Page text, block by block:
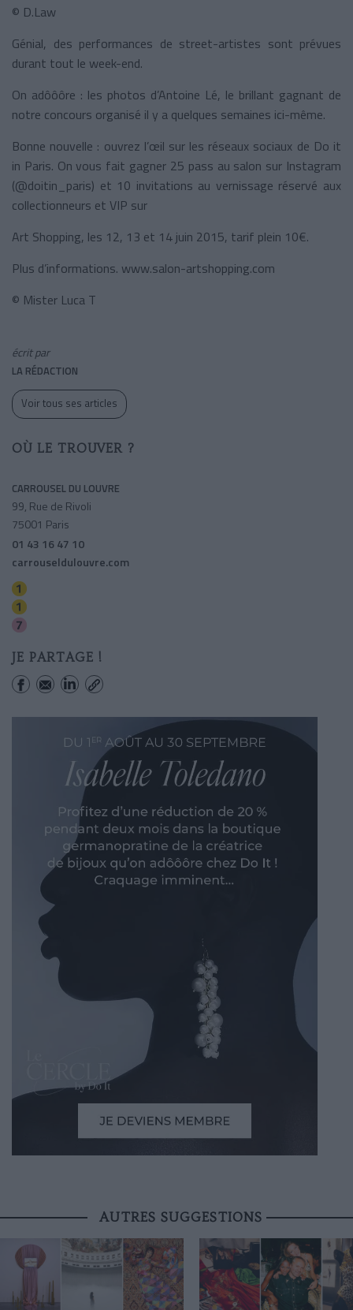
© D.Law
Génial, des performances de street-artistes sont prévues
durant tout le week-end.
On adôôôre : les photos d’Antoine Lé, le brillant gagnant de
notre concours organisé il y a quelques semaines ici-même.
Bonne nouvelle : ouvrez l’œil sur les réseaux sociaux de Do it
in Paris. On vous fait gagner 25 pass au salon sur Instagram
(@doitin_paris) et 10 invitations au vernissage réservé aux
collectionneurs et VIP sur
Art Shopping, les 12, 13 et 14 juin 2015, tarif plein 10€.
Plus d’informations. www.salon-artshopping.com
© Mister Luca T
écrit par
LA RÉDACTION
Voir tous ses articles
OÙ LE TROUVER ?
CARROUSEL DU LOUVRE
99, Rue de Rivoli
75001 Paris
01 43 16 47 10
carrouseldulouvre.com
JE PARTAGE !
AUTRES SUGGESTIONS